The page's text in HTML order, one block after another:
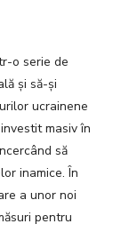
o serie de
și să-și
ucrainene
masiv în
să
inamice. În
a unor noi
pentru